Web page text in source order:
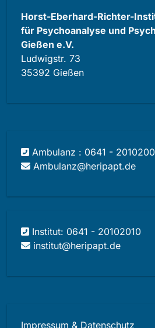
Horst-Eberhard-Richter-
für Psychoanalyse und
Gießen e.V.
Ludwigstr. 73
35392 Gießen
Ambulanz : 0641 - 2010200
Ambulanz@heripapt.de
Institut: 0641 - 20102010
institut@heripapt.de
Impressum & Datenschutz